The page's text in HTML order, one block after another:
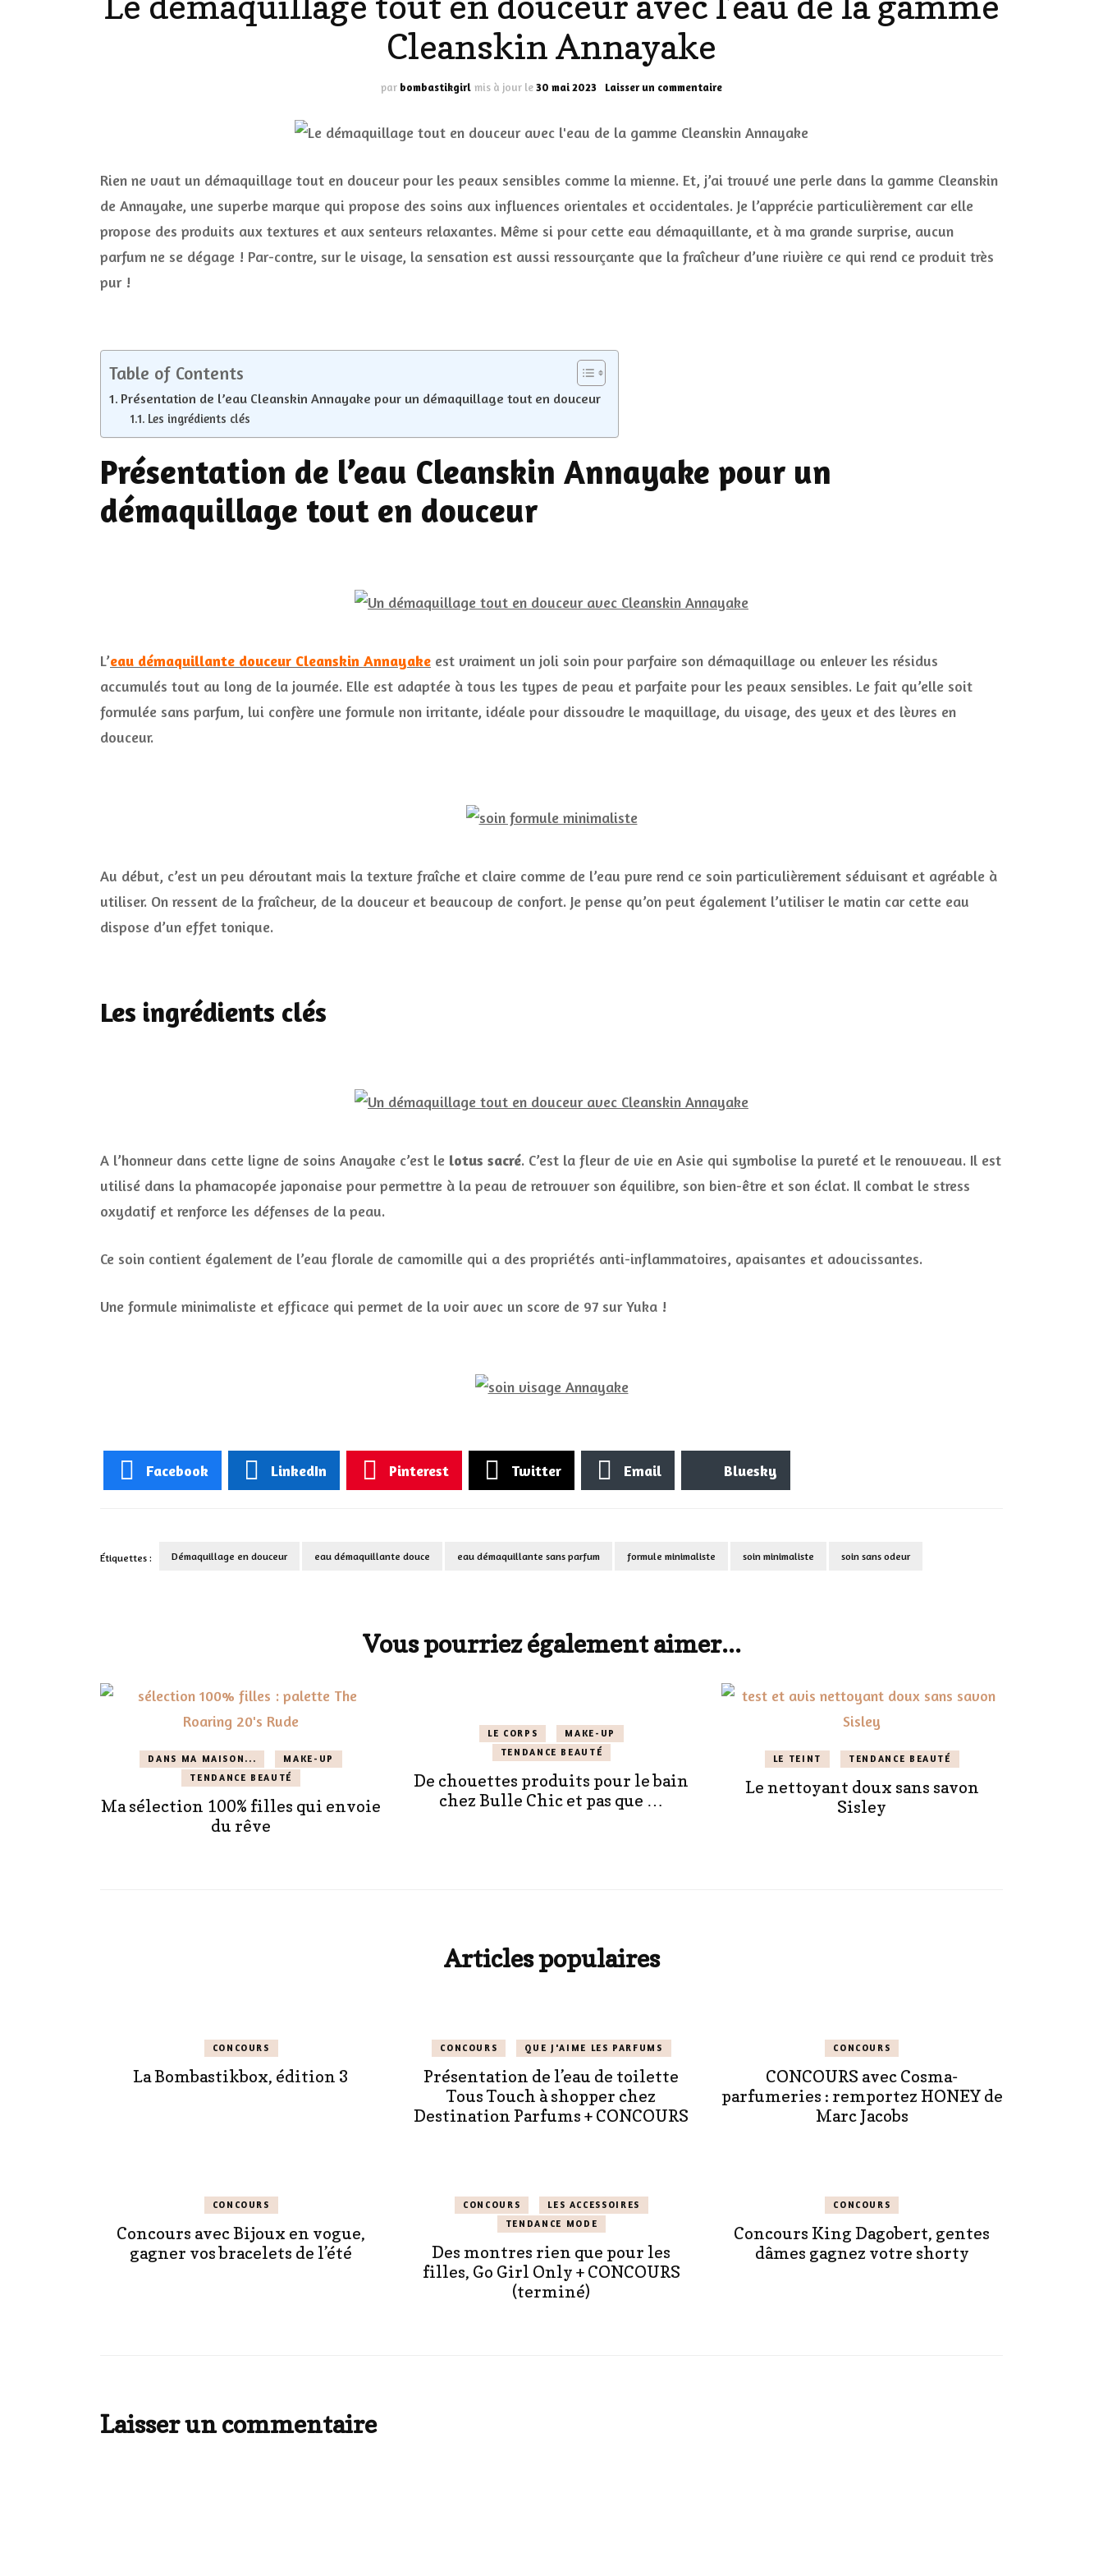
LES DÉOS
LA VIE PLUS SIMPLE…
ACCESSOIRES BIEN
PRATIQUES
LES ACCESSOIRES
DÉCO MAISON
LES CALENDRIERS DE
L’AVENT
VIE PRATIQUE
Cleanskin Annayake
par bombastikgirl mis à jour le30 mai 2023 Laisser un commentairesur
tout
avec
l’eau
la
gamme
Rien ne vaut un démaquillage tout en douceur pour les peaux sensibles comme la mienne. Et, j’ai trouvé une perle dans la gamme Cleanskin
de Annayake, une superbe marque qui propose des soins aux influences orientales et occidentales. Je l’apprécie particulièrement car elle
propose des produits aux textures et aux senteurs relaxantes. Même si pour cette eau démaquillante, et à ma grande surprise, aucun
parfum ne se dégage ! Par-contre, sur le visage, la sensation est aussi ressourçante que la fraîcheur d’une rivière ce qui rend ce produit très
pur !
Table of Contents
Présentation de l’eau Cleanskin Annayake pour un démaquillage tout en douceur
Les ingrédients clés
Présentation de l’eau Cleanskin Annayake pour un
démaquillage tout en douceur
L’eau démaquillante douceur Cleanskin Annayake est vraiment un joli soin pour parfaire son démaquillage ou enlever les résidus
accumulés tout au long de la journée. Elle est adaptée à tous les types de peau et parfaite pour les peaux sensibles. Le fait qu’elle soit
formulée sans parfum, lui confère une formule non irritante, idéale pour dissoudre le maquillage, du visage, des yeux et des lèvres en
douceur.
Au début, c’est un peu déroutant mais la texture fraîche et claire comme de l’eau pure rend ce soin particulièrement séduisant et agréable à
utiliser. On ressent de la fraîcheur, de la douceur et beaucoup de confort. Je pense qu’on peut également l’utiliser le matin car cette eau
dispose d’un effet tonique.
Les ingrédients clés
A l’honneur dans cette ligne de soins Anayake c’est le lotus sacré. C’est la fleur de vie en Asie qui symbolise la pureté et le renouveau. Il est
utilisé dans la phamacopée japonaise pour permettre à la peau de retrouver son équilibre, son bien-être et son éclat. Il combat le stress
oxydatif et renforce les défenses de la peau.
Ce soin contient également de l’eau florale de camomille qui a des propriétés anti-inflammatoires, apaisantes et adoucissantes.
Une formule minimaliste et efficace qui permet de la voir avec un score de 97 sur Yuka !
Facebook LinkedIn Pinterest Twitter Email Bluesky
Étiquettes : Démaquillage en douceur eau démaquillante douce eau démaquillante sans parfum formule minimaliste soin minimaliste soin sans odeur
Vous pourriez également aimer...
DANS MA MAISON...
MAKE-UP
TENDANCE BEAUTÉ
Ma sélection 100% filles qui envoie
du rêve
LE CORPS
MAKE-UP
TENDANCE BEAUTÉ
De chouettes produits pour le bain
chez Bulle Chic et pas que …
LE TEINT TENDANCE BEAUTÉ
Le nettoyant doux sans savon
Sisley
Articles populaires
CONCOURS
La Bombastikbox, édition 3
CONCOURS QUE J'AIME LES PARFUMS
Présentation de l’eau de toilette
Tous Touch à shopper chez
Destination Parfums + CONCOURS
CONCOURS
CONCOURS avec Cosma-
parfumeries : remportez HONEY de
Marc Jacobs
CONCOURS
Concours avec Bijoux en vogue,
gagner vos bracelets de l’été
CONCOURS
LES ACCESSOIRES
TENDANCE MODE
Des montres rien que pour les
filles, Go Girl Only + CONCOURS
(terminé)
CONCOURS
Concours King Dagobert, gentes
dâmes gagnez votre shorty
Laisser un commentaire